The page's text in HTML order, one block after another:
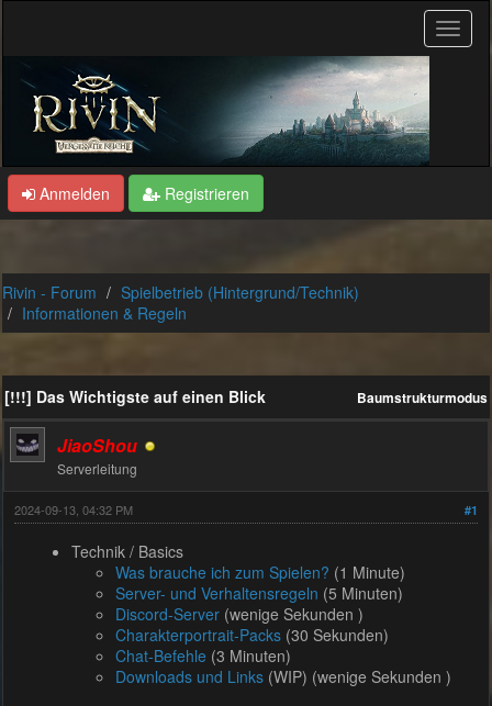
Anmelden Registrieren
Rivin - Forum
Spielbetrieb (Hintergrund/Technik)
Informationen & Regeln
Baumstrukturmodus
[!!!] Das Wichtigste auf einen Blick
JiaoShou
Serverleitung
#1
2024-09-13, 04:32 PM
Technik / Basics
Was brauche ich zum Spielen? (1 Minute)
Server- und Verhaltensregeln (5 Minuten)
Discord-Server (wenige Sekunden )
Charakterportrait-Packs (30 Sekunden)
Chat-Befehle (3 Minuten)
Downloads und Links (WIP) (wenige Sekunden )